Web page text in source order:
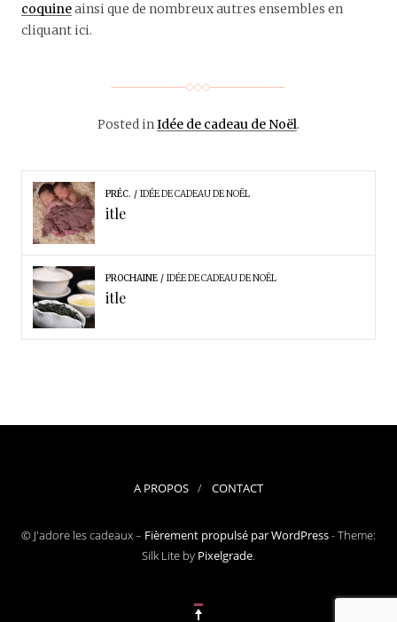
coquineainsi que de nombreux autres ensembles en
cliquant ici.
Posted inIdée de cadeau de Noël.
PRÉC. IDÉE DE CADEAU DE NOËL
itle
PROCHAINE IDÉE DE CADEAU DE NOËL
itle
A PROPOS CONTACT
© J'adore les cadeaux – Fièrement propulsé par WordPress-Theme:
Silk Lite by Pixelgrade.